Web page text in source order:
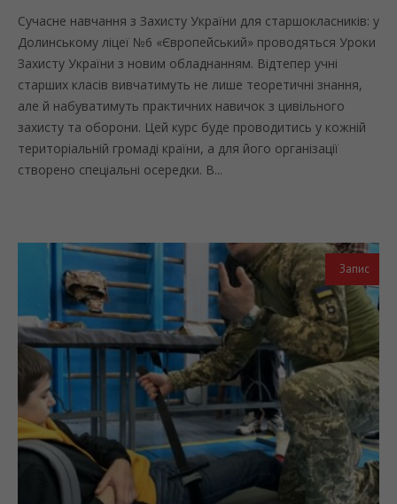
Сучасне навчання з Захисту України для старшокласників: у
Долинському ліцеї №6 «Європейський» проводяться Уроки
Захисту України з новим обладнанням. Відтепер учні
старших класів вивчатимуть не лише теоретичні знання,
але й набуватимуть практичних навичок з цивільного
захисту та оборони. Цей курс буде проводитись у кожній
територіальній громаді країни, а для його організації
створено спеціальні осередки. В...
Запис